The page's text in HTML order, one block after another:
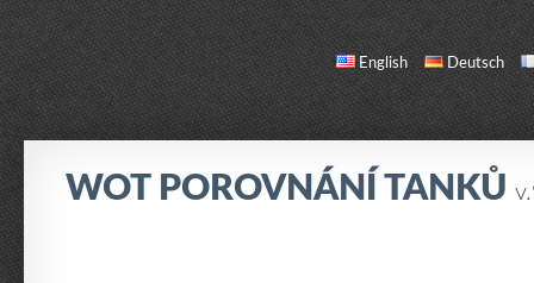
English Deutsch
WOT POROVNÁNÍ TANKŮ